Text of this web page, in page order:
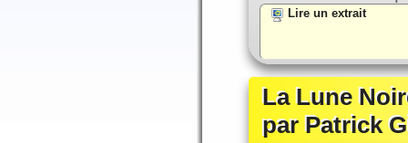
Lire un extrait
La Lune
par Patrick